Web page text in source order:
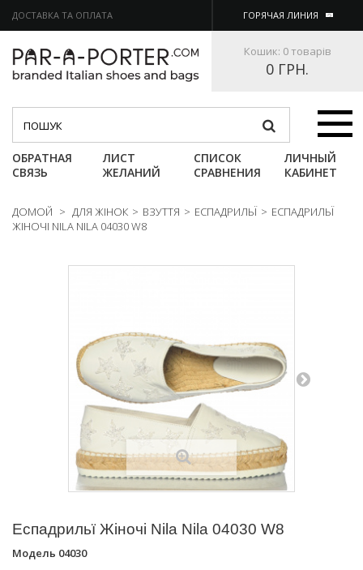
ДОСТАВКА ТА ОПЛАТА ГОРЯЧАЯ ЛИНИЯ
Кошик: 0 товарів
0 ГРН.
Категории
ОБРАТНАЯ
СВЯЗЬ
ЛИСТ
ЖЕЛАНИЙ
СПИСОК
СРАВНЕНИЯ
ЛИЧНЫЙ
КАБИНЕТ
ДОМОЙ > ДЛЯ ЖІНОК > ВЗУТТЯ > ЕСПАДРИЛЬЇ > ЕСПАДРИЛЬЇ
ЖІНОЧІ NILA NILA 04030 W8
Еспадрильї Жіночі Nila Nila 04030 W8
Модель 04030